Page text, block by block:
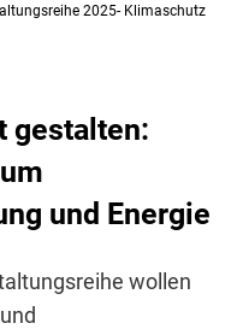
2025- Klimaschutz
gestalten:
und Energie
wollen